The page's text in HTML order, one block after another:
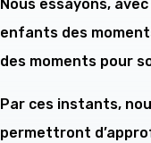
Nous essayons,
enfants des
des moments pour
Par ces instants,
permettront